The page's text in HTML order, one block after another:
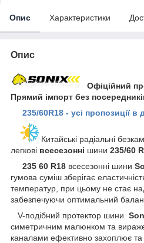
Опис Характеристики
Опис
Офіційний
Прямий імпорт без
235/60R18 - усі пропозиції в
Китайські радіальні
легкові всесезонні шини 235/60
235 60 R18 всесезонні шини
гумова суміш зберігає
температур, при цьому не стає
забезпечуючи оптимальний баланс
V-подібний протектор шини
симетричним малюнком та
каналами ефективно захоплює та